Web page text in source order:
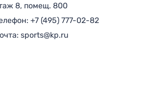
8, помещ. 800
+7 (495) 777-02-82
sports@kp.ru